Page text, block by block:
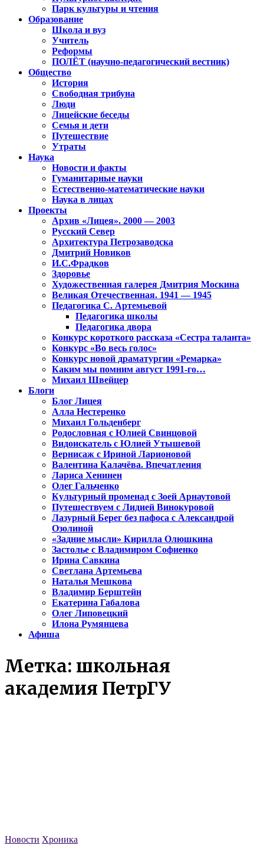
Парк культуры и чтения
Образование
Школа и вуз
Учитель
Реформы
ПОЛЁТ (научно-педагогический вестник)
Общество
История
Свободная трибуна
Люди
Лицейские беседы
Семья и дети
Путешествие
Утраты
Наука
Новости и факты
Гуманитарные науки
Естественно-математические науки
Наука в лицах
Проекты
Архив «Лицея». 2000 — 2003
Русский Север
Архитектура Петрозаводска
Дмитрий Новиков
И.С.Фрадков
Здоровье
Художественная галерея Дмитрия Москина
Великая Отечественная. 1941 — 1945
Педагогика С. Артемьевой
Педагогика школы
Педагогика двора
Конкурс короткого рассказа «Сестра таланта»
Конкурс «Во весь голос»
Конкурс новой драматургии «Ремарка»
Каким мы помним август 1991-го…
Михаил Швейцер
Блоги
Блог Лицея
Алла Нестеренко
Михаил Гольденберг
Родословная с Юлией Свинцовой
Видоискатель с Юлией Утышевой
Вернисаж с Ириной Ларионовой
Валентина Калачёва. Впечатления
Лариса Хенинен
Олег Гальченко
Культурный променад с Зоей Арнаутовой
Путешествуем с Лидией Винокуровой
Лазурный Берег без пафоса с Александрой
Озолиной
«Задние мысли» Кирилла Олюшкина
Застолье с Владимиром Софиенко
Ирина Савкина
Светлана Артемьева
Наталья Мешкова
Владимир Берштейн
Екатерина Габалова
Олег Липовецкий
Илона Румянцева
Афиша
Метка: школьная
академия ПетрГУ
Новости Хроника